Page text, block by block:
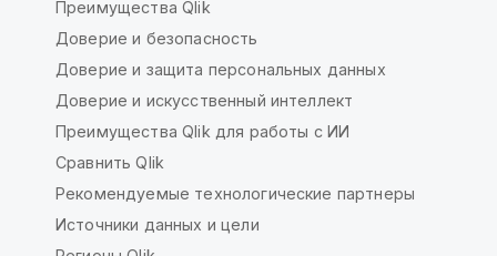
Преимущества Qlik
Доверие и безопасность
Доверие и защита персональных данных
Доверие и искусственный интеллект
Преимущества Qlik для работы с ИИ
Сравнить Qlik
Рекомендуемые технологические партнеры
Источники данных и цели